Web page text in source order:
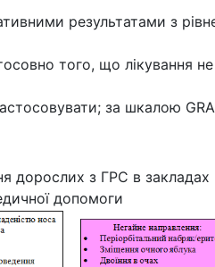
результатами з
того, що лікування
за шкалою
дорослих з ГРС в закладах
допомоги